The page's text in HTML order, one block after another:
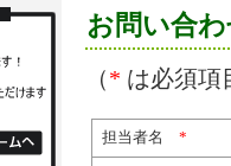
お問い合
（* は必須項
担当者名 *